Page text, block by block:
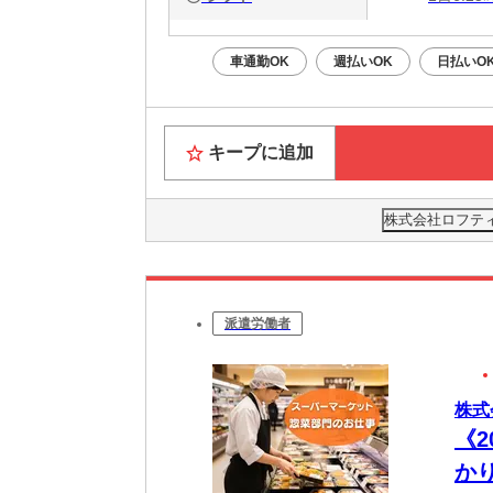
車通勤OK 週払いOK 日払い
キープに追加
株式会社ロフテ
派遣労働者
株
《
か